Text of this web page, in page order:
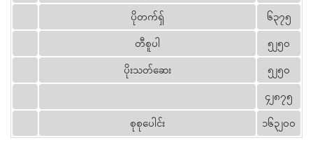
ပိုတက်ရှ် ၆၃၇၅
တီစူပါ ၅၂၅၀
ပိုးသတ်ဆေး ၅၂၅၀
၄၂၈၇၅
စုစုပေါင်း ၁၆၃၂၀၀